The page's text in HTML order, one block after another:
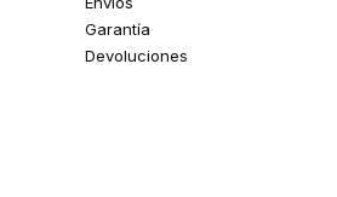
Garantía
Devoluciones